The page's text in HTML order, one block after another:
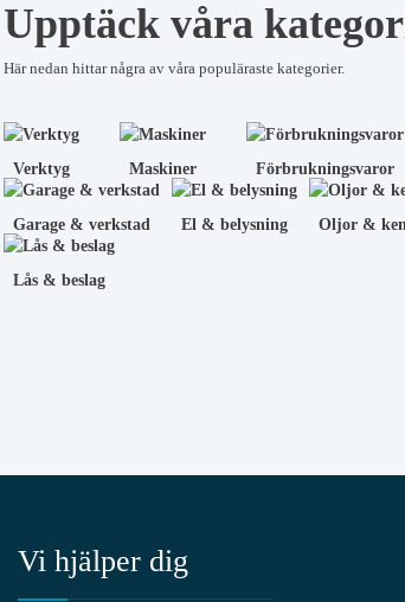
Upptäck våra
Här nedan hittar några av våra populäraste kategorier.
Verktyg Maskiner Förbrukningsvaror
Garage & verkstad El & belysning Oljor &
Lås & beslag
Vi hjälper dig